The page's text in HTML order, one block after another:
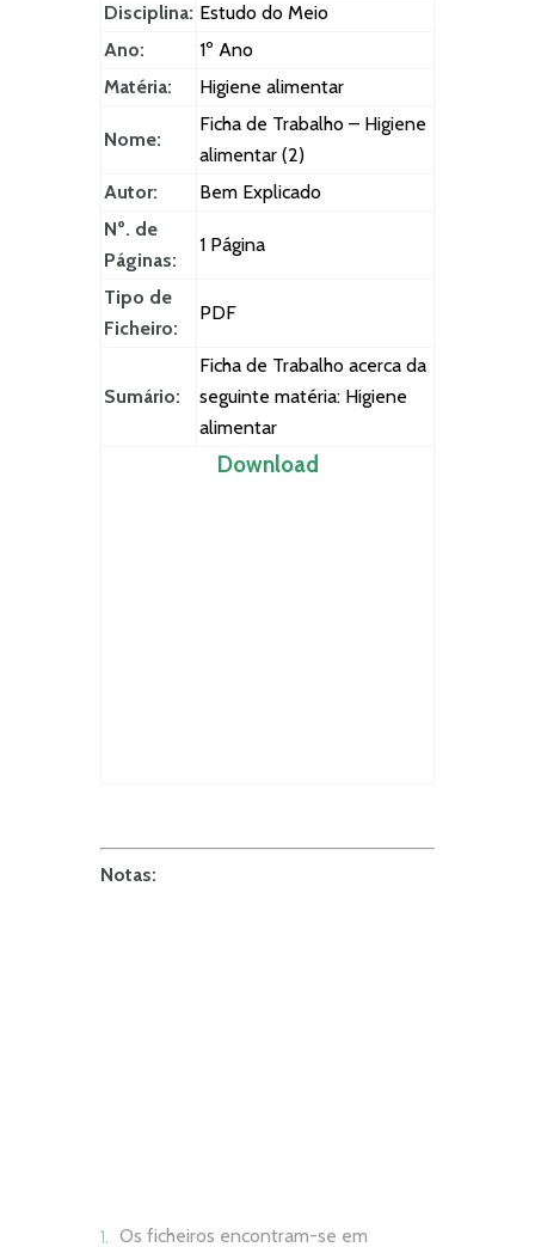
Disciplina: Estudo do Meio
Ano:
1º Ano
Matéria:
Higiene alimentar
Nome:
Ficha de Trabalho – Higiene
alimentar (2)
Autor:
Bem Explicado
Nº. de
Páginas:
1 Página
Tipo de
Ficheiro:
PDF
Sumário:
Ficha de Trabalho acerca da
seguinte matéria: Higiene
alimentar
Download
Notas:
Os ficheiros encontram-se em